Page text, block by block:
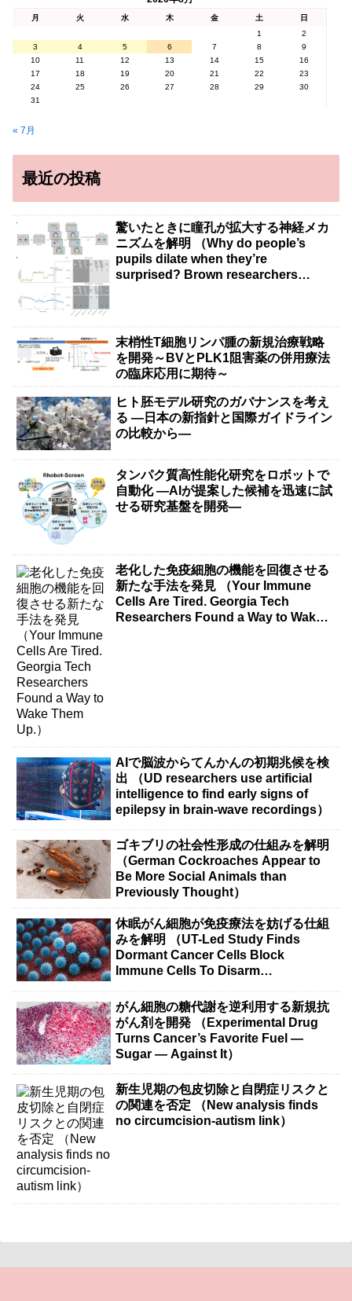
月 火 水 木 金 土
日
1
2
3
4 5 6 7 8
9
10
11 12 13 14 15
16
17
18 19 20 21 22
23
24
25 26 27 28 29
30
31
« 7月
最近の投稿
驚いたときに瞳孔が拡大する神経メカ
ニズムを解明 （Why do people’s
pupils dilate when they’re
surprised? Brown researchers
末梢性T細胞リンパ腫の新規治療戦略
を開発～BVとPLK1阻害薬の併用療法
の臨床応用に期待～
ヒト胚モデル研究のガバナンスを考え
る ―日本の新指針と国際ガイドライン
の比較から―
タンパク質高性能化研究をロボットで
自動化 ―AIが提案した候補を迅速に試
せる研究基盤を開発―
老化した免疫細胞の機能を回復させる
新たな手法を発見 （Your Immune
Cells Are Tired. Georgia Tech
Researchers Found a Way to Wake
AIで脳波からてんかんの初期兆候を検
出 （UD researchers use artificial
intelligence to find early signs of
epilepsy in brain-wave recordings）
ゴキブリの社会性形成の仕組みを解明
（German Cockroaches Appear to
Be More Social Animals than
Previously Thought）
休眠がん細胞が免疫療法を妨げる仕組
みを解明 （UT-Led Study Finds
Dormant Cancer Cells Block
Immune Cells To Disarm
がん細胞の糖代謝を逆利用する新規抗
がん剤を開発 （Experimental Drug
Turns Cancer’s Favorite Fuel —
Sugar — Against It）
新生児期の包皮切除と自閉症リスクと
の関連を否定 （New analysis finds
no circumcision-autism link）